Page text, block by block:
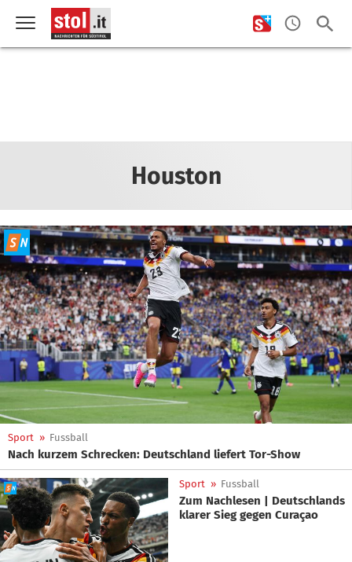
Houston
Sport » Fussball
Nach kurzem Schrecken: Deutschland liefert Tor-Show
Sport » Fussball
Zum Nachlesen | Deutschlands
klarer Sieg gegen Curaçao